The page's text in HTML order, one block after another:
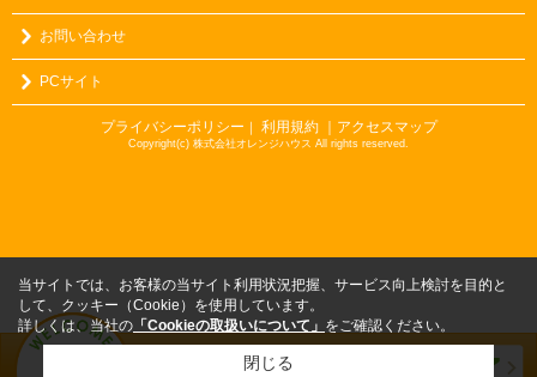
お問い合わせ
PCサイト
プライバシーポリシー ｜ 利用規約 ｜アクセスマップ
Copyright(c) 株式会社オレンジハウス All rights reserved.
当サイトでは、お客様の当サイト利用状況把握、サービス向上検討を目的と
して、クッキー（Cookie）を使用しています。
詳しくは、当社の 「Cookieの取扱いについて」 をご確認ください。
閉じる